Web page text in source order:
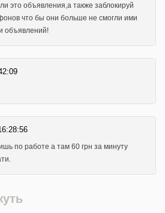
это объявления,а также заблокируй
что бы они больше не смогли ими
объявлений!
по работе а там 60 грн за минуту